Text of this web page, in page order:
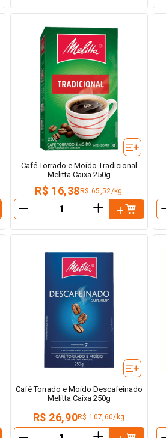
Café Torrado e Moído Tradicional
Melitta Caixa 250g
R$ 16,38R$ 65,52/kg
＋
Café Torrado e Moído Descafeinado
Melitta Caixa 250g
R$ 26,90R$ 107,60/kg